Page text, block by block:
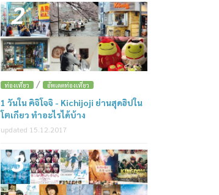
2
ท่องเที่ยว / อัพเดตท่องเที่ยว
1 วันใน คิจิโจจิ - Kichijoji ย่านสุดฮิปใน
โตเกียว ทำอะไรได้บ้าง
updated 15.12.2017
3